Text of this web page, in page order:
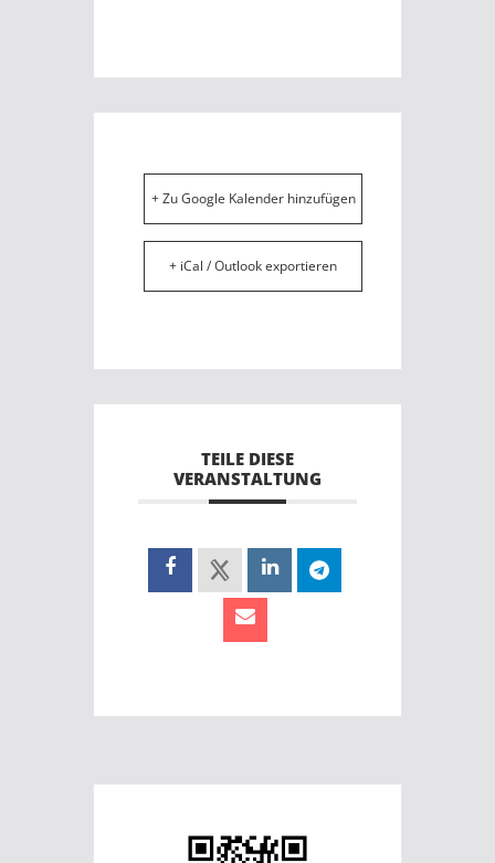
+ Zu Google Kalender hinzufügen
+ iCal / Outlook exportieren
TEILE DIESE
VERANSTALTUNG